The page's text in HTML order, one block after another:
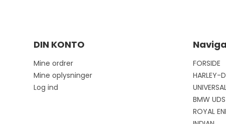
DIN KONTO
Mine ordrer
Mine oplysninger
Log ind
FORSIDE
HARLEY-
BMW
ROYAL